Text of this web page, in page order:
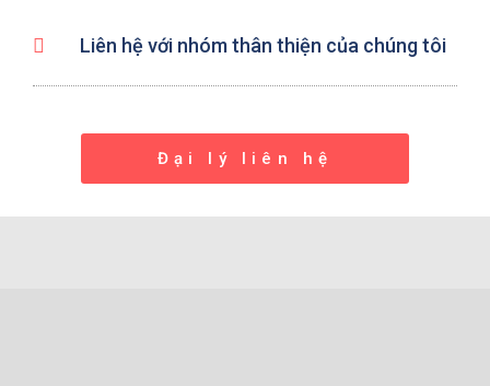
Liên hệ với nhóm thân thiện của chúng tôi
Đại lý liên hệ